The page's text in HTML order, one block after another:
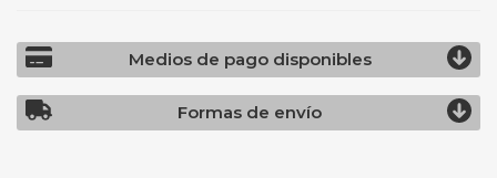
Medios de pago disponibles
Formas de envío